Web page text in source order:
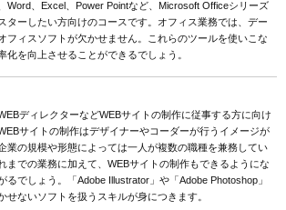
Word、Excel、Power Pointなど、Microsoft Officeシリーズ
ターしたい方向けのコースです。オフィス業務では、デー
フィスソフトが欠かせません。これらのツールを使いこな
化を向上させることができるでしょう。
ディレクターなどWEBサイトの制作に従事する方に向け
サイトの制作はデザイナーやコーダーが行うイメージが
業の規模や形態によっては一人が複数の職種を兼務してい
までの業務に加えて、WEBサイトの制作もできるようにな
るでしょう。「Adobe Illustrator」や「Adobe Photoshop」
せないソフトを扱うスキルが身につきます。